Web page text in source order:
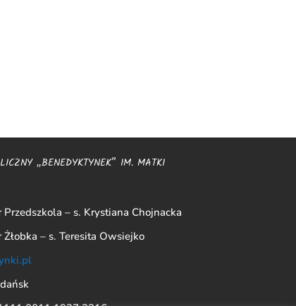
„BENEDYKTYNEK” IM. MATKI
– s. Krystiana Chojnacka
– s. Teresita Owsiejko